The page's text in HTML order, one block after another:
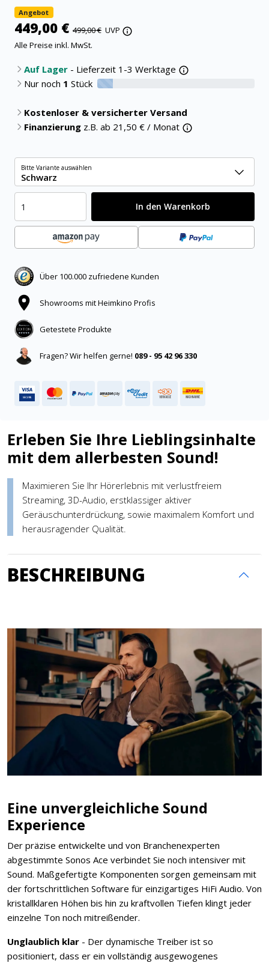
Angebot
449,00 € 499,00 € UVP
Alle Preise inkl. MwSt.
Auf Lager - Lieferzeit 1-3 Werktage
Nur noch 1 Stück 10% verfügbar
Kostenloser & versicherter Versand
Finanzierung z.B. ab 21,50 € / Monat
Bitte Variante auswählen
Schwarz
In den Warenkorb
Über 100.000 zufriedene Kunden
Showrooms mit Heimkino Profis
Getestete Produkte
Fragen? Wir helfen gerne! 089 - 95 42 96 330
Erleben Sie Ihre Lieblingsinhalte
mit dem allerbesten Sound!
Maximieren Sie Ihr Hörerlebnis mit verlustfreiem
Streaming, 3D-Audio, erstklassiger aktiver
Geräuschunterdrückung, sowie maximalem Komfort und
herausragender Qualität.
BESCHREIBUNG
Eine unvergleichliche Sound
Experience
Der präzise entwickelte und von Branchenexperten
abgestimmte Sonos Ace verbindet Sie noch intensiver mit
Sound. Maßgefertigte Komponenten sorgen gemeinsam mit
der fortschrittlichen Software für einzigartiges HiFi Audio. Von
kristallklaren Höhen bis hin zu kraftvollen Tiefen klingt jeder
einzelne Ton noch mitreißender.
Unglaublich klar - Der dynamische Treiber ist so
positioniert, dass er ein vollständig ausgewogenes